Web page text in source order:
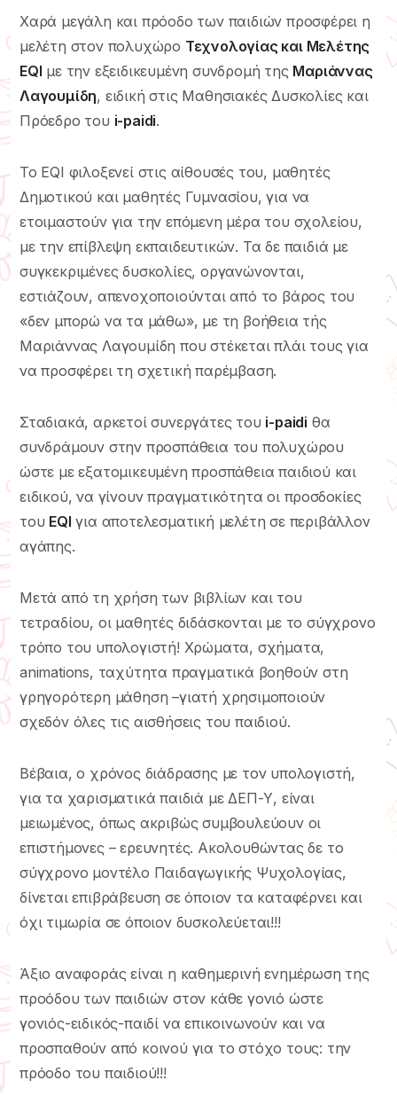
Χαρά μεγάλη και πρόοδο των παιδιών προσφέρει η
μελέτη στον πολυχώρο Τεχνολογίας και Μελέτης
EQI με την εξειδικευμένη συνδρομή της Μαριάννας
Λαγουμίδη, ειδική στις Μαθησιακές Δυσκολίες και
Πρόεδρο του i-paidi.
Το EQI φιλοξενεί στις αίθουσές του, μαθητές
Δημοτικού και μαθητές Γυμνασίου, για να
ετοιμαστούν για την επόμενη μέρα του σχολείου,
με την επίβλεψη εκπαιδευτικών. Τα δε παιδιά με
συγκεκριμένες δυσκολίες, οργανώνονται,
εστιάζουν, απενοχοποιούνται από το βάρος του
«δεν μπορώ να τα μάθω», με τη βοήθεια τής
Μαριάννας Λαγουμίδη που στέκεται πλάι τους για
να προσφέρει τη σχετική παρέμβαση.
Σταδιακά, αρκετοί συνεργάτες του i-paidi θα
συνδράμουν στην προσπάθεια του πολυχώρου
ώστε με εξατομικευμένη προσπάθεια παιδιού και
ειδικού, να γίνουν πραγματικότητα οι προσδοκίες
του EQI για αποτελεσματική μελέτη σε περιβάλλον
αγάπης.
Μετά από τη χρήση των βιβλίων και του
τετραδίου, οι μαθητές διδάσκονται με το σύγχρονο
τρόπο του υπολογιστή! Χρώματα, σχήματα,
animations, ταχύτητα πραγματικά βοηθούν στη
γρηγορότερη μάθηση –γιατή χρησιμοποιούν
σχεδόν όλες τις αισθήσεις του παιδιού.
Βέβαια, ο χρόνος διάδρασης με τον υπολογιστή,
για τα χαρισματικά παιδιά με ΔΕΠ-Υ, είναι
μειωμένος, όπως ακριβώς συμβουλεύουν οι
επιστήμονες – ερευνητές. Ακολουθώντας δε το
σύγχρονο μοντέλο Παιδαγωγικής Ψυχολογίας,
δίνεται επιβράβευση σε όποιον τα καταφέρνει και
όχι τιμωρία σε όποιον δυσκολεύεται!!!
Άξιο αναφοράς είναι η καθημερινή ενημέρωση της
προόδου των παιδιών στον κάθε γονιό ώστε
γονιός-ειδικός-παιδί να επικοινωνούν και να
προσπαθούν από κοινού για το στόχο τους: την
πρόοδο του παιδιού!!!